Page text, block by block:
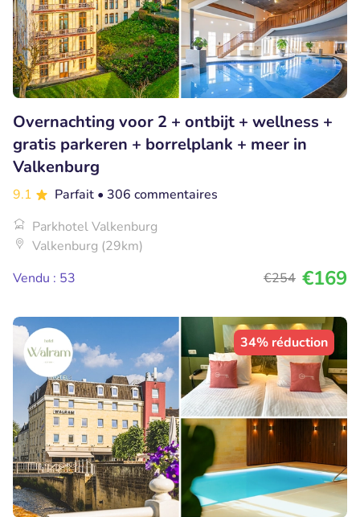
Overnachting voor 2 + ontbijt + wellness +
gratis parkeren + borrelplank + meer in
Valkenburg
9.1 Parfait • 306 commentaires
Parkhotel Valkenburg
Valkenburg (29km)
Vendu : 53
€254 €169
34% réduction